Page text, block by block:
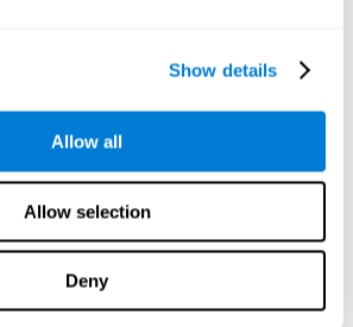
Show details
Allow all
Allow selection
Deny
Pour ce jeu d'entraînement cérébral
, nous devons identifier correctement tous
zones cérébrales associées à la
Améliorer cette habileté cognitive peut
Comme par exemple, identifier des
manière plus efficace.